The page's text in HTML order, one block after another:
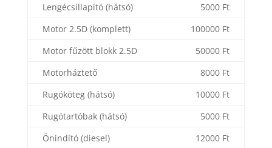
Lengécsillapító (hátsó)
5000 Ft
Motor 2.5D (komplett)
100000 Ft
Motor fűzött blokk 2.5D
50000 Ft
Motorháztető
8000 Ft
Rugóköteg (hátsó)
10000 Ft
Rugótartóbak (hátsó)
5000 Ft
Önindító (diesel)
12000 Ft